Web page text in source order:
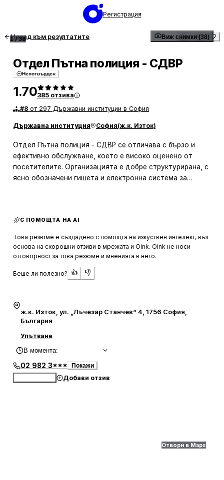
Регистрация
Назад към резултатите
1/38 Виж снимки (38)
Отдел Пътна полиция - СДВР
Непотвърден
1.70385 отзива
#8 от 297 Държавни институции в София
Държавна институция София(ж.к. Изток)
Отдел Пътна полиция - СДВР се отличава с бързо и
ефективно обслужване, което е високо оценено от
посетителите. Организацията е добре структурирана, с
ясно обозначени гишета и електронна система за
изживяване на гражданите. Възможността за плащане с
което спестява време.
Посетителите често отбелязват, че времето за
изчакване е значително по-кратко от очакваното, като
от клиенти, служителите успяват да поддържат висок
стандарт на обслужване и да проявяват разбиране и
добре организирана и модерна институция.
С ПОМОЩТА НА AI
Това резюме е създадено с помощта на изкуствен интелект, въз
основа на скорошни отзиви в мрежата и Oink. Oink не носи
отговорност за това резюме и мненията в него.
Беше ли полезно? 👍 👎
ж.к. Изток, ул. „Лъчезар Станчев“ 4, 1756 София,
България
Упътване
В момента:
02 982 3*** Покажи
Добави отзив
Отвори в Maps